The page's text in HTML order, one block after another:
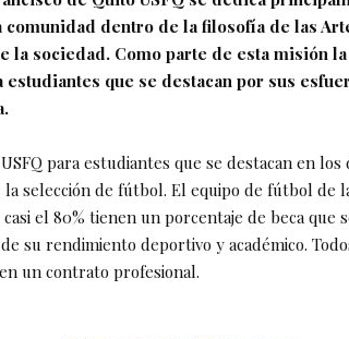
dentro de la filosofía de las
la sociedad. Como parte de esta misión
estudiantes que se destacan por sus
para estudiantes que se destacan en
selección de fútbol. El equipo de fútbol de
el 80% tienen un porcentaje de beca que
su rendimiento deportivo y académico.
un contrato profesional.